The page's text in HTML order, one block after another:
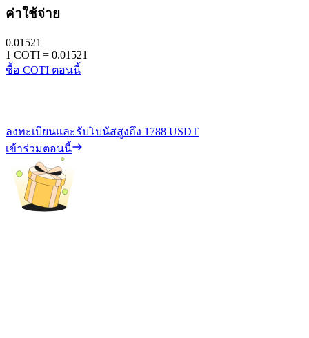
ค่าใช้จ่าย
0.01521
1 COTI = 0.01521
ซื้อ COTI ตอนนี้
ลงทะเบียนและรับโบนัสสูงถึง 1788 USDT
เข้าร่วมตอนนี้